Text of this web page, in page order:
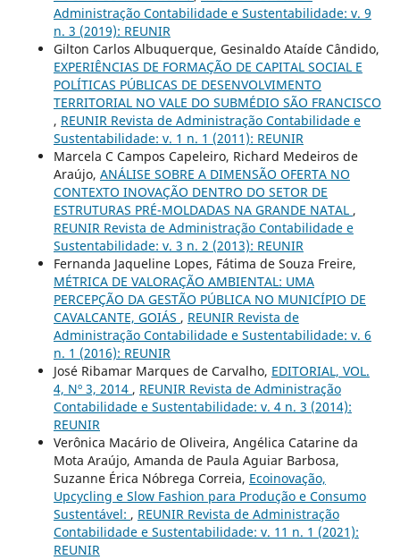
Administração Contabilidade e Sustentabilidade: v. 9
n. 3 (2019): REUNIR
Gilton Carlos Albuquerque, Gesinaldo Ataíde Cândido,
EXPERIÊNCIAS DE FORMAÇÃO DE CAPITAL SOCIAL E
POLÍTICAS PÚBLICAS DE DESENVOLVIMENTO
TERRITORIAL NO VALE DO SUBMÉDIO SÃO FRANCISCO
, REUNIR Revista de Administração Contabilidade e
Sustentabilidade: v. 1 n. 1 (2011): REUNIR
Marcela C Campos Capeleiro, Richard Medeiros de
Araújo, ANÁLISE SOBRE A DIMENSÃO OFERTA NO
CONTEXTO INOVAÇÃO DENTRO DO SETOR DE
ESTRUTURAS PRÉ-MOLDADAS NA GRANDE NATAL ,
REUNIR Revista de Administração Contabilidade e
Sustentabilidade: v. 3 n. 2 (2013): REUNIR
Fernanda Jaqueline Lopes, Fátima de Souza Freire,
MÉTRICA DE VALORAÇÃO AMBIENTAL: UMA
PERCEPÇÃO DA GESTÃO PÚBLICA NO MUNICÍPIO DE
CAVALCANTE, GOIÁS , REUNIR Revista de
Administração Contabilidade e Sustentabilidade: v. 6
n. 1 (2016): REUNIR
José Ribamar Marques de Carvalho, EDITORIAL, VOL.
4, Nº 3, 2014 , REUNIR Revista de Administração
Contabilidade e Sustentabilidade: v. 4 n. 3 (2014):
REUNIR
Verônica Macário de Oliveira, Angélica Catarine da
Mota Araújo, Amanda de Paula Aguiar Barbosa,
Suzanne Érica Nóbrega Correia, Ecoinovação,
Upcycling e Slow Fashion para Produção e Consumo
Sustentável: , REUNIR Revista de Administração
Contabilidade e Sustentabilidade: v. 11 n. 1 (2021):
REUNIR